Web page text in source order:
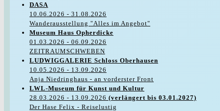
DASA
10.06.2026 - 31.08.2026
Wanderausstellung "Alles im Angebot"
Museum Haus Opherdicke
01.03.2026 - 06.09.2026
ZEITRAUMSCHWEBEN
LUDWIGGALERIE Schloss Oberhausen
10.05.2026 - 13.09.2026
Anja Niedringhaus - an vorderster Front
LWL-Museum für Kunst und Kultur
28.03.2026 - 13.09.2026 (verlängert bis 03.01.2027)
Der Hase Felix - Reiselustig